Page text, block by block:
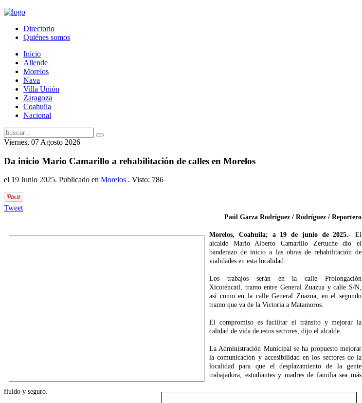
Directorio
Quiénes somos
Inicio
Allende
Morelos
Nava
Villa Unión
Zaragoza
Coahuila
Nacional
Viernes, 07 Agosto 2026
Da inicio Mario Camarillo a rehabilitación de calles en Morelos
el 19 Junio 2025. Publicado en Morelos . Visto: 786
Tweet
Paúl Garza Rodríguez / Rodríguez / Reportero
Morelos, Coahuila; a 19 de junio de 2025.- El
alcalde Mario Alberto Camarillo Zertuche dio el
banderazo de inicio a las obras de rehabilitación de
vialidades en esta localidad.
Los trabajos serán en la calle Prolongación
Xicoténcatl, tramo entre General Zuazua y calle S/N,
así como en la calle General Zuazua, en el segundo
tramo que va de la Victoria a Matamoros.
El compromiso es facilitar el tránsito y mejorar la
calidad de vida de estos sectores, dijo el alcalde.
La Administración Municipal se ha propuesto mejorar
la comunicación y accesibilidad en los sectores de la
localidad para que el desplazamiento de la gente
trabajadora, estudiantes y madres de familia sea más
fluido y seguro.